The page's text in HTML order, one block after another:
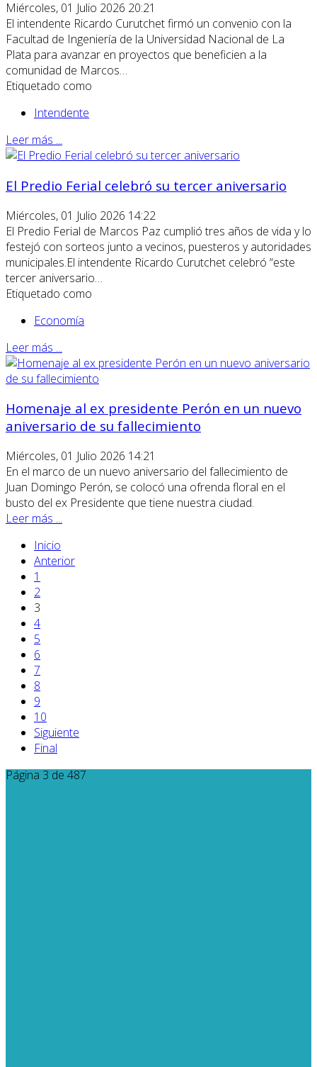
Miércoles, 01 Julio 2026 20:21
El intendente Ricardo Curutchet firmó un convenio con la
Facultad de Ingeniería de la Universidad Nacional de La
Plata para avanzar en proyectos que beneficien a la
comunidad de Marcos…
Etiquetado como
Intendente
Leer más ...
El Predio Ferial celebró su tercer aniversario
Miércoles, 01 Julio 2026 14:22
El Predio Ferial de Marcos Paz cumplió tres años de vida y lo
festejó con sorteos junto a vecinos, puesteros y autoridades
municipales.El intendente Ricardo Curutchet celebró “este
tercer aniversario…
Etiquetado como
Economía
Leer más ...
Homenaje al ex presidente Perón en un nuevo
aniversario de su fallecimiento
Miércoles, 01 Julio 2026 14:21
En el marco de un nuevo aniversario del fallecimiento de
Juan Domingo Perón, se colocó una ofrenda floral en el
busto del ex Presidente que tiene nuestra ciudad.
Leer más ...
Inicio
Anterior
1
2
3
4
5
6
7
8
9
10
Siguiente
Final
Página 3 de 487